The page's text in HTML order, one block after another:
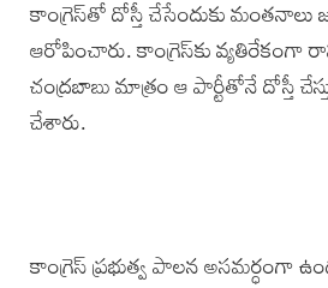
కాంగ్రెస్‌తో దోస్తీ చేసేందుకు మంతనాలు
ఆరోపించారు. కాంగ్రెస్‌కు వ్యతిరేకంగా
చంద్రబాబు మాత్రం ఆ పార్టీతోనే దోస్తీ
చేశారు.
కాంగ్రెస్ ప్రభుత్వ పాలన అసమర్ధంగా